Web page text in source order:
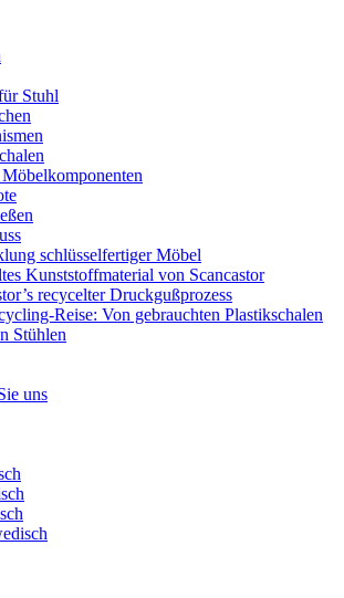
Stuhl
schlüsselfertiger Möbel
Kunststoffmaterial von Scancastor
recycelter Druckgußprozess
Reise: Von gebrauchten Plastikschalen
Stühlen
uns